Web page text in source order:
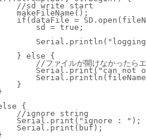
start
SD.open(fileName,
true;
{
開けなかったらエラー
not
{
string
: ");